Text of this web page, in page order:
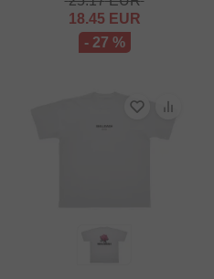
18.45 EUR
- 27 %